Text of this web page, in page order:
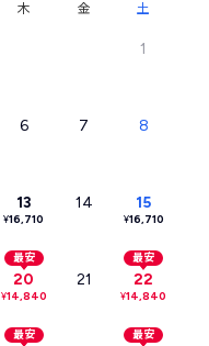
木 金 土
1
6 7 8
13
¥16,710
14 15
¥16,710
最安
20
¥14,840
21
最安
22
¥14,840
最安 最安